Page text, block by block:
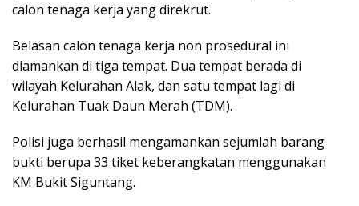
calon tenaga kerja yang direkrut.
Belasan calon tenaga kerja non prosedural ini
diamankan di tiga tempat. Dua tempat berada di
wilayah Kelurahan Alak, dan satu tempat lagi di
Kelurahan Tuak Daun Merah (TDM).
Polisi juga berhasil mengamankan sejumlah barang
bukti berupa 33 tiket keberangkatan menggunakan
KM Bukit Siguntang.